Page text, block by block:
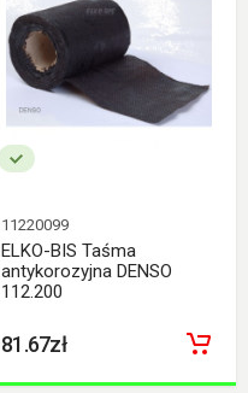
11220099
ELKO-BIS Taśma
antykorozyjna DENSO
112.200
81.67zł